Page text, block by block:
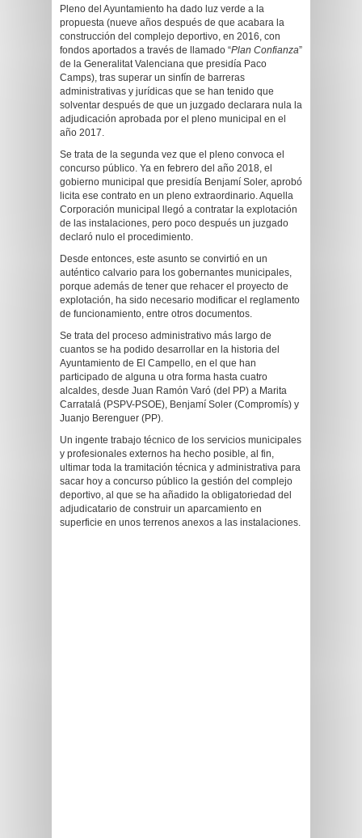
Pleno del Ayuntamiento ha dado luz verde a la
propuesta (nueve años después de que acabara la
construcción del complejo deportivo, en 2016, con
fondos aportados a través de llamado “Plan Confianza”
de la Generalitat Valenciana que presidía Paco
Camps), tras superar un sinfín de barreras
administrativas y jurídicas que se han tenido que
solventar después de que un juzgado declarara nula la
adjudicación aprobada por el pleno municipal en el
año 2017.
Se trata de la segunda vez que el pleno convoca el
concurso público. Ya en febrero del año 2018, el
gobierno municipal que presidía Benjamí Soler, aprobó
licita ese contrato en un pleno extraordinario. Aquella
Corporación municipal llegó a contratar la explotación
de las instalaciones, pero poco después un juzgado
declaró nulo el procedimiento.
Desde entonces, este asunto se convirtió en un
auténtico calvario para los gobernantes municipales,
porque además de tener que rehacer el proyecto de
explotación, ha sido necesario modificar el reglamento
de funcionamiento, entre otros documentos.
Se trata del proceso administrativo más largo de
cuantos se ha podido desarrollar en la historia del
Ayuntamiento de El Campello, en el que han
participado de alguna u otra forma hasta cuatro
alcaldes, desde Juan Ramón Varó (del PP) a Marita
Carratalá (PSPV-PSOE), Benjamí Soler (Compromís) y
Juanjo Berenguer (PP).
Un ingente trabajo técnico de los servicios municipales
y profesionales externos ha hecho posible, al fin,
ultimar toda la tramitación técnica y administrativa para
sacar hoy a concurso público la gestión del complejo
deportivo, al que se ha añadido la obligatoriedad del
adjudicatario de construir un aparcamiento en
superficie en unos terrenos anexos a las instalaciones.